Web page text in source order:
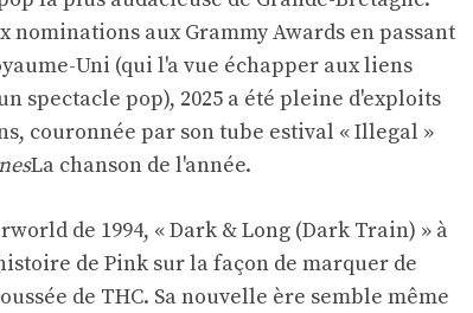
aux Grammy Awards en passant
Uni (qui l'a vue échapper aux liens
spectacle pop), 2025 a été pleine d'exploits
couronnée par son tube estival « Illegal »
La chanson de l'année.
de 1994, « Dark & ​​Long (Dark Train) » à
de Pink sur la façon de marquer de
de THC. Sa nouvelle ère semble même